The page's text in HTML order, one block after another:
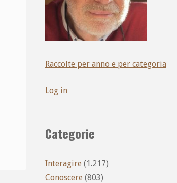
Raccolte per anno e per categoria
Log in
Categorie
Interagire (1.217)
Conoscere (803)